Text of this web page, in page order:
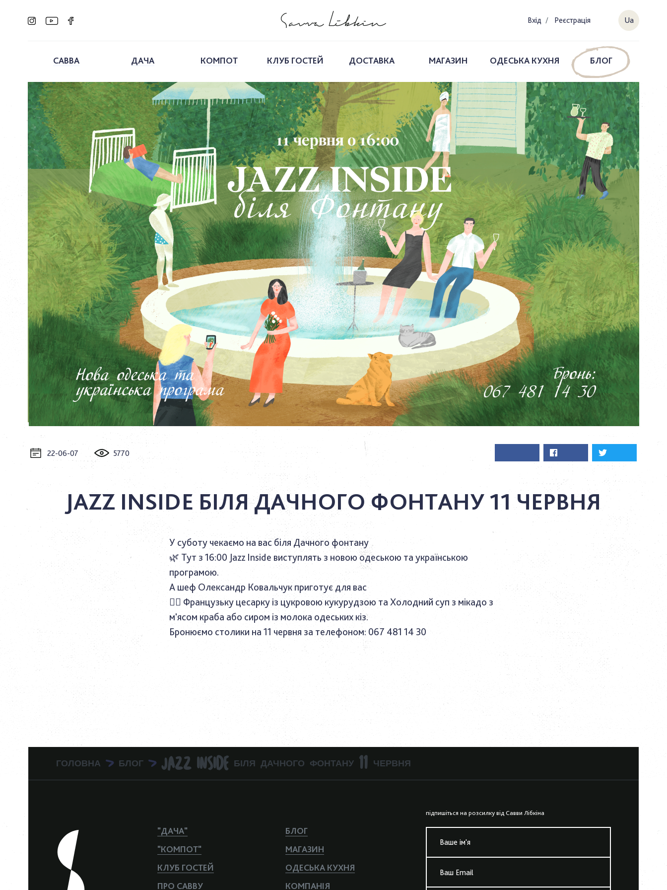
Вхiд / Реєстрація Ua
САВВА ДАЧА КОМПОТ КЛУБ ГОСТЕЙ ДОСТАВКА МАГАЗИН ОДЕСЬКА КУХНЯ БЛОГ
22-06-07 5770
JAZZ INSIDE БІЛЯ ДАЧНОГО ФОНТАНУ 11 ЧЕРВНЯ
У суботу чекаємо на вас біля Дачного фонтану
🌿 Тут з 16:00 Jazz Inside виступлять з новою одеською та українською
програмою.
А шеф Олександр Ковальчук приготує для вас
👉🏼 Французьку цесарку із цукровою кукурудзою та Холодний суп з мікадо з
м'ясом краба або сиром із молока одеських кіз.
Бронюємо столики на 11 червня за телефоном: 067 481 14 30
ГОЛОВНА > БЛОГ > JAZZ INSIDE БІЛЯ ДАЧНОГО ФОНТАНУ 11 ЧЕРВНЯ
"ДАЧА"
"КОМПОТ"
КЛУБ ГОСТЕЙ
ПРО САВВУ
БЛОГ
МАГАЗИН
ОДЕСЬКА КУХНЯ
КОМПАНIЯ
пiдпишiться на розсилку вiд Савви Лiбкiна
Ваше iм'я
Ваш Email